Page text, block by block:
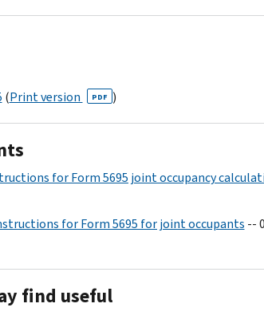
(Print version PDF )
for Form 5695 joint occupancy
for Form 5695 for joint occupants --
find useful